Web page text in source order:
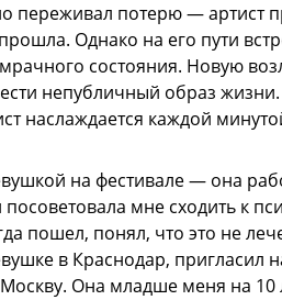
переживал потерю — артист
Однако на его пути
состояния. Новую
непубличный образ
наслаждается каждой
на фестивале — она
мне сходить к
пошел, понял, что это не
в Краснодар, пригласил
Она младше меня на 10